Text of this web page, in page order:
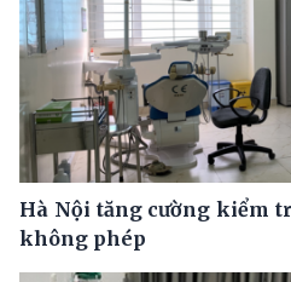
Hà Nội tăng cường kiểm
không phép